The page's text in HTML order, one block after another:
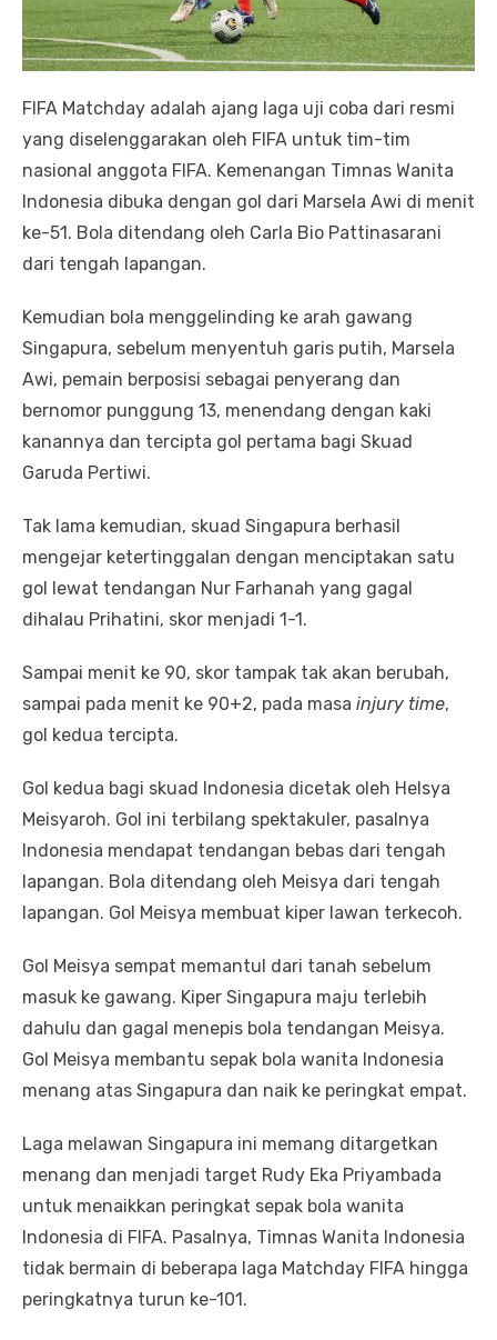
FIFA Matchday adalah ajang laga uji coba dari resmi
yang diselenggarakan oleh FIFA untuk tim-tim
nasional anggota FIFA. Kemenangan Timnas Wanita
Indonesia dibuka dengan gol dari Marsela Awi di menit
ke-51. Bola ditendang oleh Carla Bio Pattinasarani
dari tengah lapangan.
Kemudian bola menggelinding ke arah gawang
Singapura, sebelum menyentuh garis putih, Marsela
Awi, pemain berposisi sebagai penyerang dan
bernomor punggung 13, menendang dengan kaki
kanannya dan tercipta gol pertama bagi Skuad
Garuda Pertiwi.
Tak lama kemudian, skuad Singapura berhasil
mengejar ketertinggalan dengan menciptakan satu
gol lewat tendangan Nur Farhanah yang gagal
dihalau Prihatini, skor menjadi 1-1.
Sampai menit ke 90, skor tampak tak akan berubah,
sampai pada menit ke 90+2, pada masa injury time,
gol kedua tercipta.
Gol kedua bagi skuad Indonesia dicetak oleh Helsya
Meisyaroh. Gol ini terbilang spektakuler, pasalnya
Indonesia mendapat tendangan bebas dari tengah
lapangan. Bola ditendang oleh Meisya dari tengah
lapangan. Gol Meisya membuat kiper lawan terkecoh.
Gol Meisya sempat memantul dari tanah sebelum
masuk ke gawang. Kiper Singapura maju terlebih
dahulu dan gagal menepis bola tendangan Meisya.
Gol Meisya membantu sepak bola wanita Indonesia
menang atas Singapura dan naik ke peringkat empat.
Laga melawan Singapura ini memang ditargetkan
menang dan menjadi target Rudy Eka Priyambada
untuk menaikkan peringkat sepak bola wanita
Indonesia di FIFA. Pasalnya, Timnas Wanita Indonesia
tidak bermain di beberapa laga Matchday FIFA hingga
peringkatnya turun ke-101.